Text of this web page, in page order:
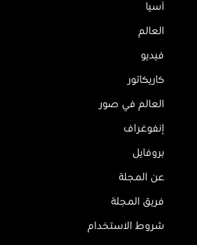
آسيا
العالم
فيديو
كاريكاتور
العالم في صور
إنفوغراف
بروفايل
عن المجلة
فريق المجلة
شروط الاستخدام